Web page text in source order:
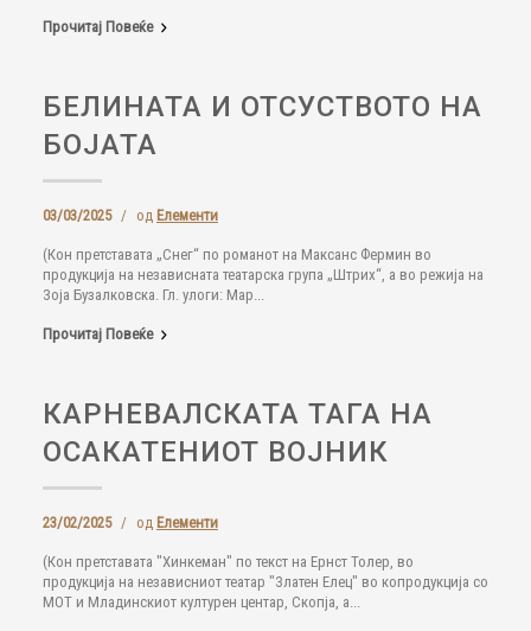
Прочитај Повеќе
БЕЛИНАТА И ОТСУСТВОТО НА
БОЈАТА
03/03/2025 / од Елементи
(Кон претставата „Снег“ по романот на Максанс Фермин во
продукција на независната театарска група „Штрих“, а во режија на
Зоја Бузалковска. Гл. улоги: Мар...
Прочитај Повеќе
КАРНЕВАЛСКАТА ТАГА НА
ОСАКАТЕНИОТ ВОЈНИК
23/02/2025 / од Елементи
(Кон претставата "Хинкеман" по текст на Ернст Толер, во
продукција на независниот театар "Златен Елец" во копродукција со
МОТ и Младинскиот културен центар, Скопја, а...